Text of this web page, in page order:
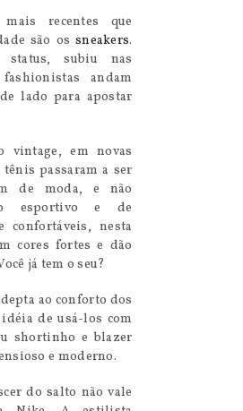
recentes que
são os sneakers.
status, subiu nas
andam
lado para apostar
vintage, em novas
passaram a ser
de moda, e não
esportivo e de
confortáveis, nesta
cores fortes e dão
já tem o seu?
ao conforto dos
de usá-los com
shortinho e blazer
e moderno.
do salto não vale